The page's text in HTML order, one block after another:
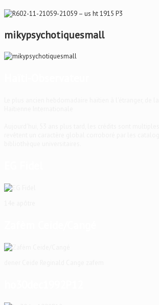
mikypsychotiquesmall